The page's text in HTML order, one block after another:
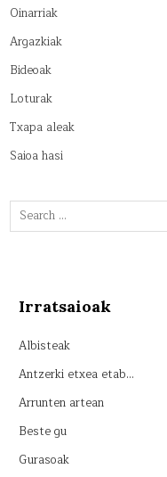
Oinarriak
Argazkiak
Bideoak
Loturak
Txapa aleak
Saioa hasi
Search
for:
Irratsaioak
Albisteak
Antzerki etxea etab…
Arrunten artean
Beste gu
Gurasoak